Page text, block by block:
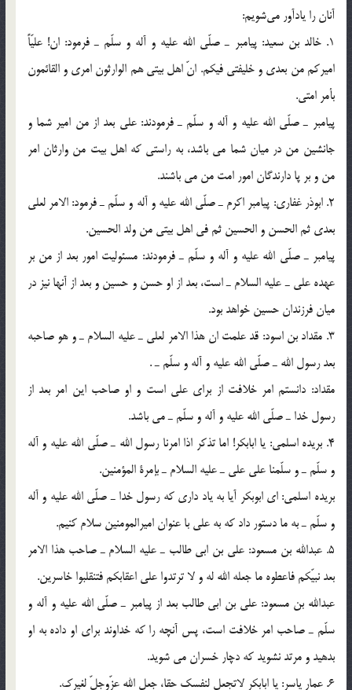
آنان را يادآور مي‌شويم:
1. خالد بن سعيد: پيامبر ـ صلّي الله عليه و آله و سلّم ـ فرمود: ان! عليّاً
اميركم من بعدى و خليفتى فيكم. انّ اهل بيتى هم الوارثون امرى و القائمون
بأمر امتى.
پيامبر ـ صلّي الله عليه و آله و سلّم ـ فرمودند: علي بعد از من امير شما و
جانشين من در ميان شما مي باشد، به راستي كه اهل بيت من وارثان امر
من و بر پا دارندگان امور امت من مي باشند.
2. ابوذر غفاري: پيامبر اكرم ـ صلّي الله عليه و آله و سلّم ـ فرمود: الامر لعلى
بعدى ثم الحسن و الحسين ثم في اهل بيتى من ولد الحسين.
پيامبر ـ صلّي الله عليه و آله و سلّم ـ فرمودند: مسئوليت امور بعد از من بر
عهده علي ـ عليه السلام ـ است، بعد از او حسن و حسين و بعد از آنها نيز در
ميان فرزندان حسين خواهد بود.
3. مقداد بن اسود: قد علمت ان هذا الامر لعلى ـ عليه السلام ـ و هو صاحبه
بعد رسول الله ـ صلّي الله عليه و آله و سلّم ـ .
مقداد: دانستم امر خلافت از براي علي است و او صاحب اين امر بعد از
رسول خدا ـ صلّي الله عليه و آله و سلّم ـ مي باشد.
4. بريده اسلمي: يا ابابكر! اما تذكر اذا امرنا رسول الله ـ صلّي الله عليه و آله
و سلّم ـ و سلّمنا علي على ـ عليه السلام ـ بإمرة المؤمنين.
بريده اسلمي: اي ابوبكر آيا به ياد داري كه رسول خدا ـ صلّي الله عليه و آله
و سلّم ـ به ما دستور داد كه به علي با عنوان اميرالمومنين سلام كنيم.
5. عبدالله بن مسعود: على بن ابى طالب ـ عليه السلام ـ صاحب هذا الامر
بعد نبيّكم فاعطوه ما جعله الله له و لا ترتدوا علي اعقابكم فتنقلبوا خاسرين.
عبدالله بن مسعود: علي بن ابي طالب بعد از پيامبر ـ صلّي الله عليه و آله و
سلّم ـ صاحب امر خلافت است، پس آنچه را كه خداوند براي او داده به او
بدهيد و مرتد نشويد كه دچار خسران مي شويد.
6. عمار ياسر: يا ابابكر لاتجعل لنفسك حقا، جعل الله عزّوجلّ لغيرك.